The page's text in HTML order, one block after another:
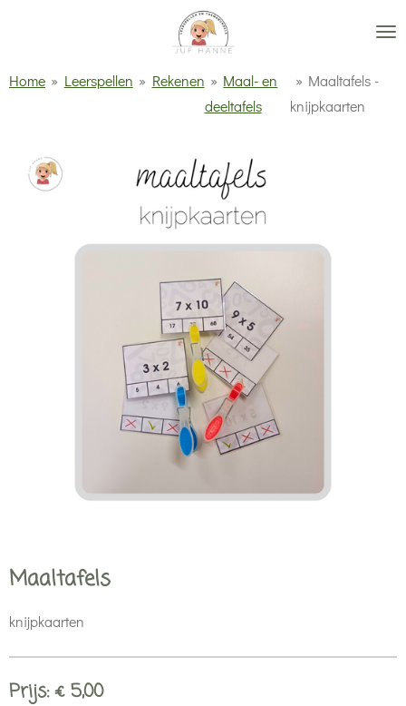
Home » Leerspellen » Rekenen » Maal- en
deeltafels
» Maaltafels -
knijpkaarten
Maaltafels
knijpkaarten
Prijs: € 5,00